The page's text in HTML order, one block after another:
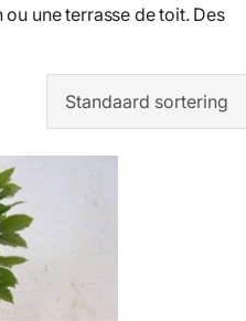
une terrasse de toit. Des